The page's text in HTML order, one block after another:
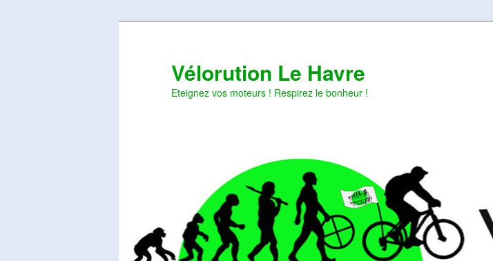
Vélorution Le Havre
Eteignez vos moteurs ! Respirez le bonheur !